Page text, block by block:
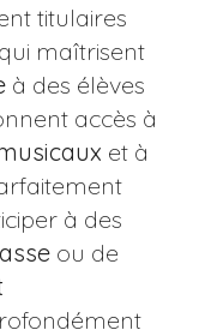
titulaires
maîtrisent
à des élèves
accès à
et à
à des
ou de